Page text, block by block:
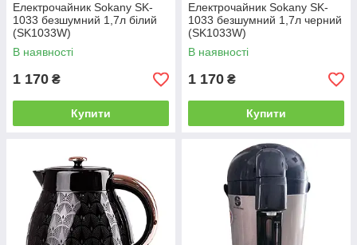
Електрочайник Sokany SK-
1033 безшумний 1,7л білий
(SK1033W)
В наявності
1 170 ₴
Купити
Електрочайник Sokany SK-
1033 безшумний 1,7л черний
(SK1033W)
В наявності
1 170 ₴
Купити